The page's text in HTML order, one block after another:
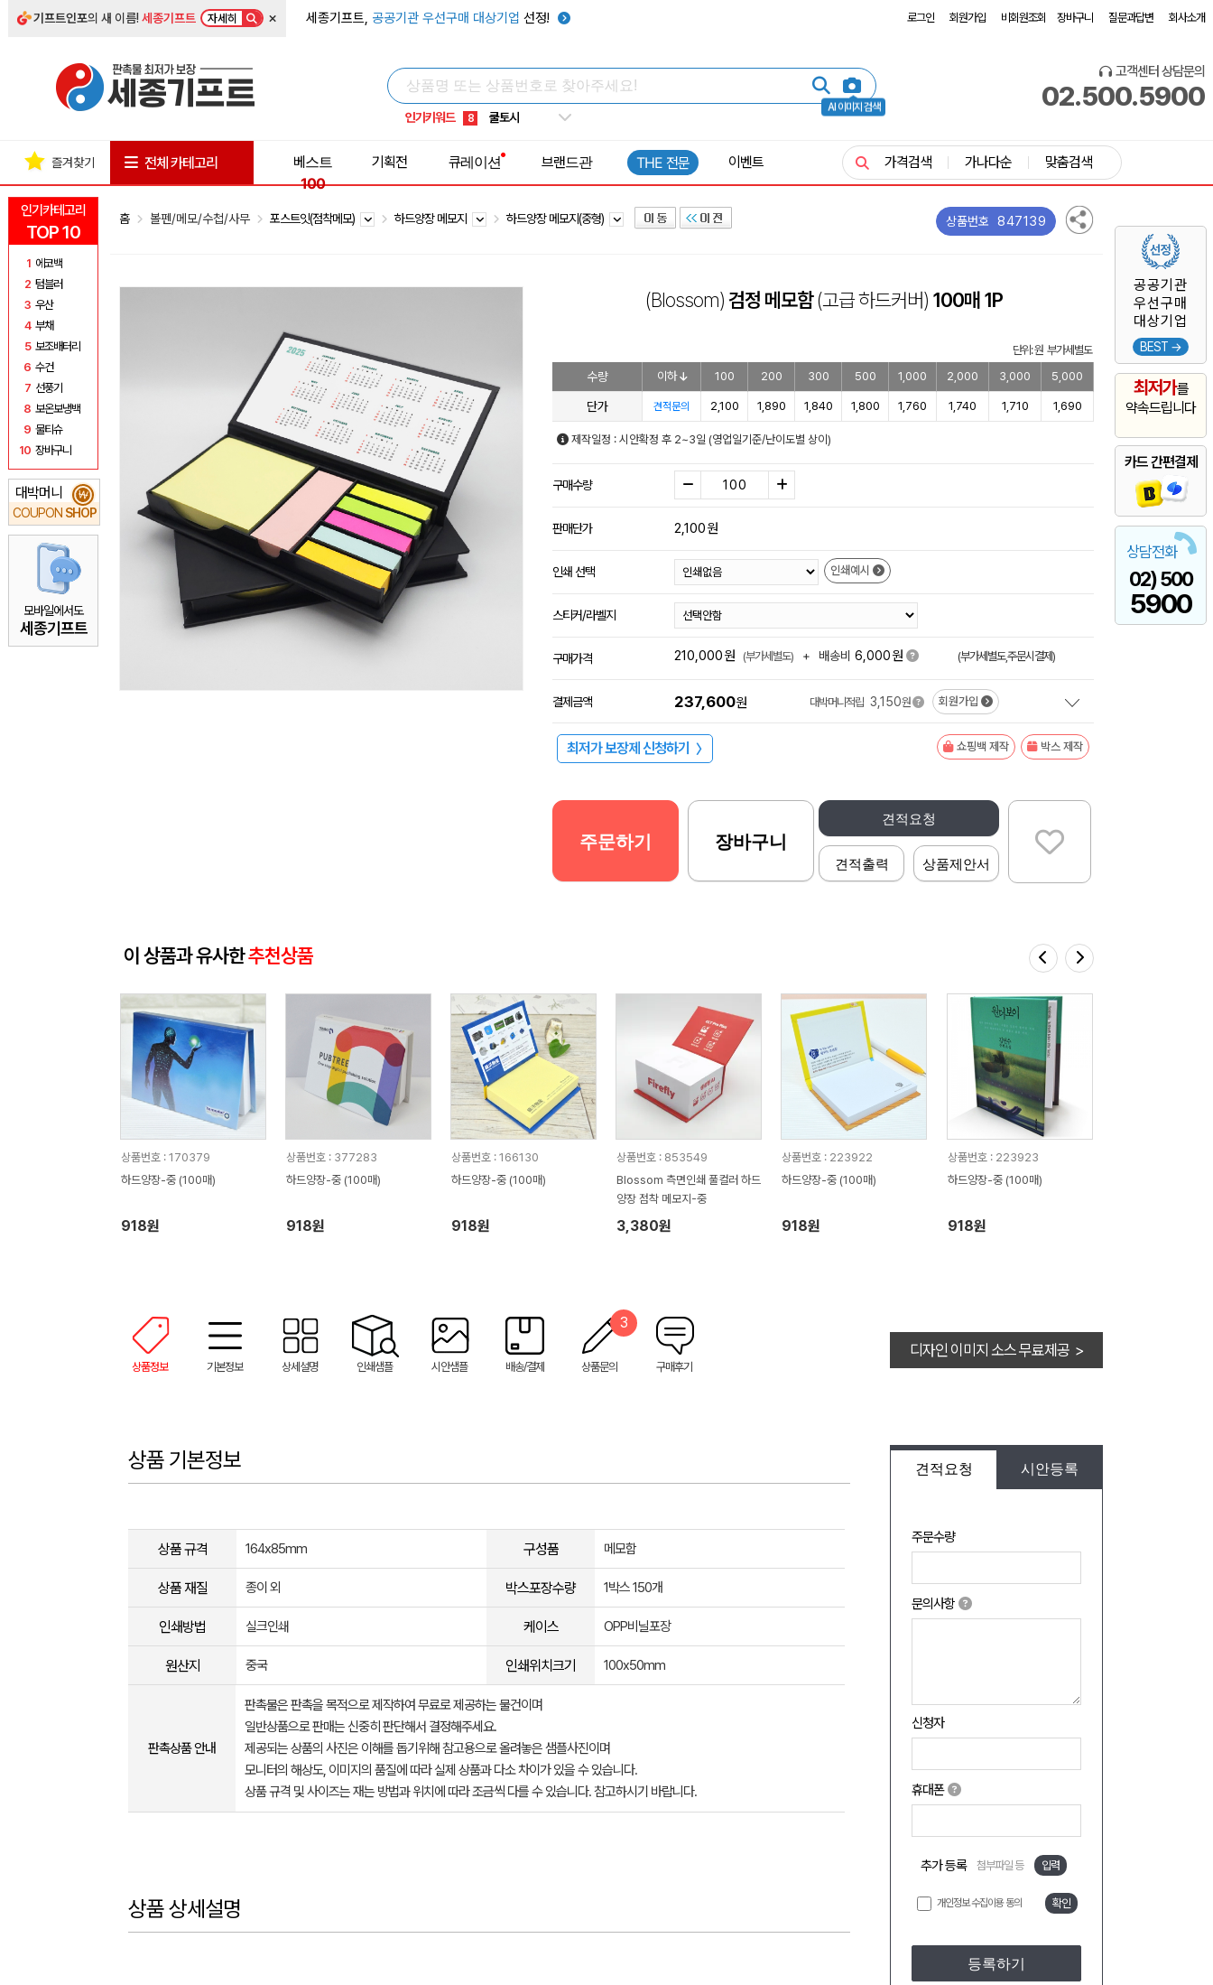
기프트인포의 새 이름!세종기프트 자세히 × 세종기프트, 공공기관 우선구매 대상기업 선정! 로그인 회원가입 비회원조회 장바구니 질문과답변 회사소개
AI 이미지 검색
인기키워드
5 키캡
8 쿨토시
9 넥쿨러
1 선풍기
고객센터 상담문의
02.500.5900
인기카테고리
TOP 10
1 에코백
2 텀블러
3 우산
4 부채
5 보조배터리
6 수건
7 선풍기
8 보온보냉백
9 물티슈
10 장바구니
대박머니
COUPON SHOP
₩
모바일에서도
세종기프트
공공기관
우선구매
대상기업
BEST →
최저가를
약속드립니다
카드 간편결제
상담전화
02) 500
5900
즐겨찾기 전체 카테고리
베스트
100
기획전 큐레이션 브랜드관 THE 전문 이벤트 가격검색 가나다순 맞춤검색
홈 볼펜/메모/수첩/사무 포스트잇(점착메모) 하드양장 메모지 하드양장 메모지(중형) 상품번호 847139
(Blossom)검정 메모함(고급 하드커버) 100매 1P
단위: 원 부가세별도
수량 이하 100 200 300 500 1,000 2,000 3,000 5,000
단가 견적문의 2,100 1,890 1,840 1,800 1,760 1,740 1,710 1,690
제작일정 : 시안확정 후 2~3일 (영업일기준/난이도별 상이)
구매수량
판매단가 2,100원
인쇄 선택 인쇄예시
스티커/라벨지
구매가격 210,000원 (부가세별도) + 배송비 6,000원 (부가세별도,주문시결제)
결제금액 237,600원 대박머니적립 3,150원 회원가입
최저가 보장제 신청하기 〉 쇼핑백 제작 박스 제작
견적요청
견적출력 상품제안서
주문하기 장바구니
이 상품과 유사한추천상품
상품번호 : 170379
하드양장-중 (100매)
918원
상품번호 : 377283
하드양장-중 (100매)
918원
상품번호 : 166130
하드양장-중 (100매)
918원
상품번호 : 853549
Blossom 측면인쇄 풀컬러 하드
양장 점착 메모지-중
3,380원
상품번호 : 223922
하드양장-중 (100매)
918원
상품번호 : 223923
하드양장-중 (100매)
918원
상품정보 기본정보 상세설명 인쇄샘플 시안샘플 배송/결제 상품문의
3
구매후기
디자인 이미지 소스 무료제공 >
견적요청 시안등록
주문수량
문의사항
신청자
휴대폰
추가 등록 첨부파일 등 입력
개인정보 수집이용 동의 확인
등록하기
상품 기본정보
상품 규격 164x85mm 구성품 메모함
상품 재질 종이 외 박스포장수량 1박스 150개
인쇄방법 실크인쇄 케이스 OPP비닐포장
원산지 중국 인쇄위치크기 100x50mm
판촉상품 안내
판촉물은 판촉을 목적으로 제작하여 무료로 제공하는 물건이며
일반상품으로 판매는 신중히 판단해서 결정해주세요.
제공되는 상품의 사진은 이해를 돕기위해 참고용으로 올려놓은 샘플사진이며
모니터의 해상도, 이미지의 품질에 따라 실제 상품과 다소 차이가 있을 수 있습니다.
상품 규격 및 사이즈는 재는 방법과 위치에 따라 조금씩 다를 수 있습니다. 참고하시기 바랍니다.
상품 상세설명